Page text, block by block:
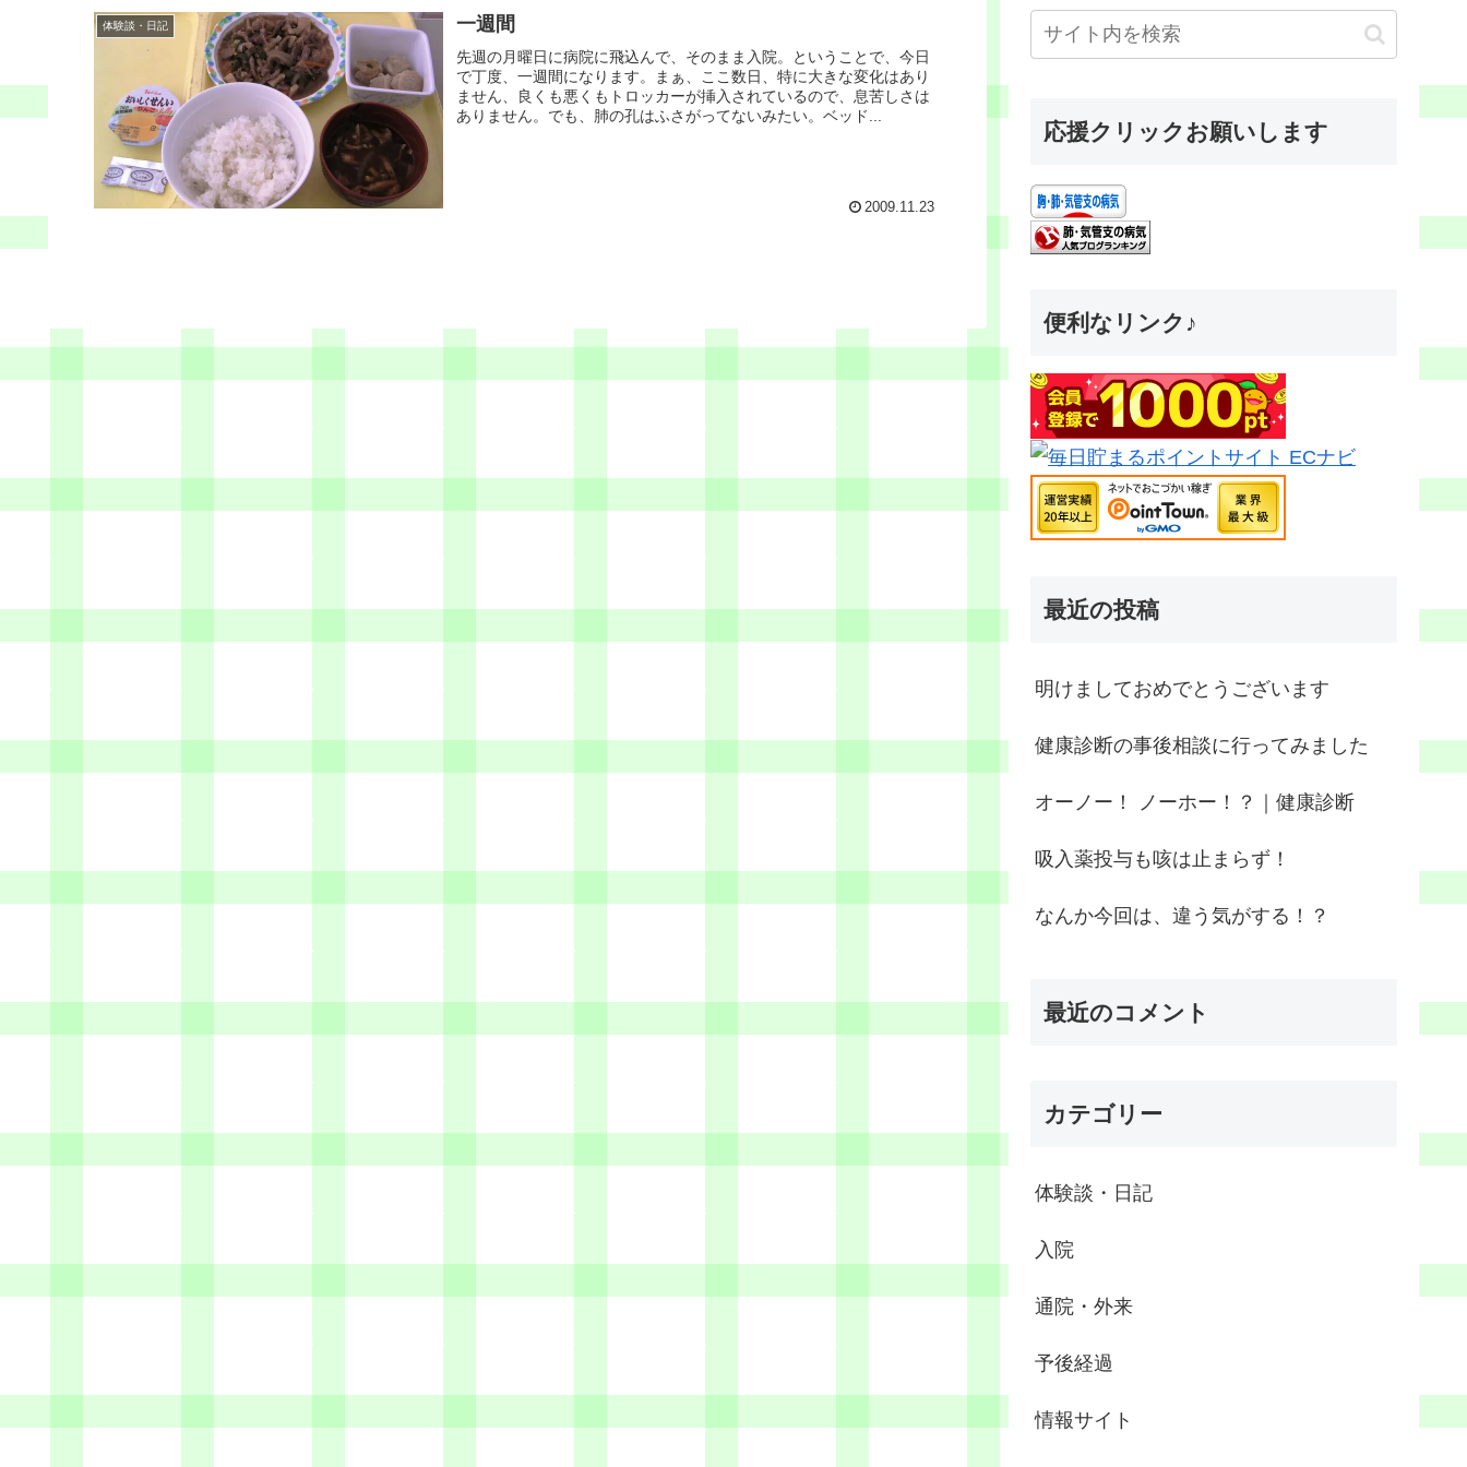
体験談・日記 一週間
先週の月曜日に病院に飛込んで、そのまま入院。ということで、今日
で丁度、一週間になります。まぁ、ここ数日、特に大きな変化はあり
ません、良くも悪くもトロッカーが挿入されているので、息苦しさは
ありません。でも、肺の孔はふさがってないみたい。ベッド...
2009.11.23
応援クリックお願いします
便利なリンク♪
最近の投稿
明けましておめでとうございます
健康診断の事後相談に行ってみました
オーノー！ ノーホー！？｜健康診断
吸入薬投与も咳は止まらず！
なんか今回は、違う気がする！？
最近のコメント
カテゴリー
体験談・日記
入院
通院・外来
予後経過
情報サイト